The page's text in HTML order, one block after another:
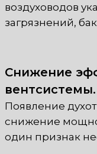
воздуховодов
загрязнений,
Снижение
вентсистемы.
Появление
снижение
один признак